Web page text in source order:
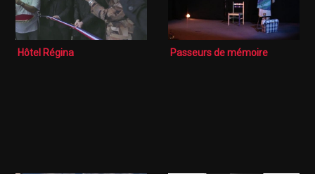
Hôtel Régina Passeurs de mémoire